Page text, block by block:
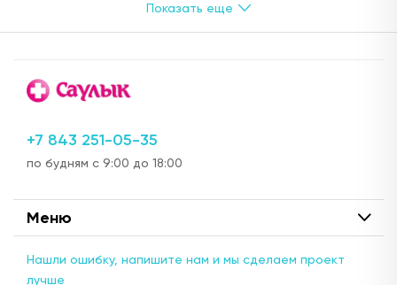
+7 843 251-05-35
по будням с 9:00 до 18:00
Меню
Нашли ошибку, напишите нам и мы сделаем проект
лучше